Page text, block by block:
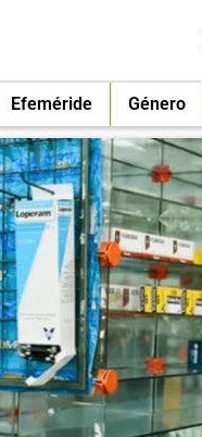
Efeméride Género